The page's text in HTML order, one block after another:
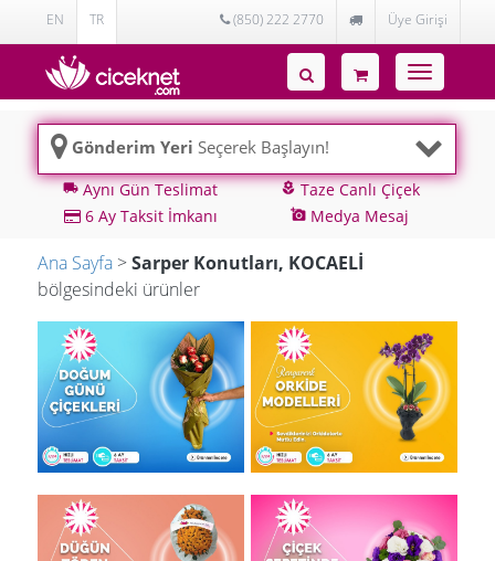
EN TR (850) 222 2770 Üye Girişi
Toggle
navigation
Gönderim Yeri Seçerek Başlayın!
local_shippingAynı Gün Teslimat local_floristTaze Canlı Çiçek
6 Ay Taksit İmkanı
add_a_photo Medya Mesaj
Ana Sayfa >Sarper Konutları, KOCAELİ
bölgesindeki ürünler